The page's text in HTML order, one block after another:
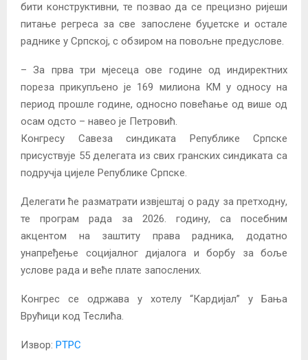
бити конструктивни, те позвао да се прецизно ријеши
питање регреса за све запослене буџетске и остале
раднике у Српској, с обзиром на повољне предуслове.
– За прва три мјесеца ове године од индиректних
пореза прикупљено је 169 милиона КМ у односу на
период прошле године, односно повећање од више од
осам одсто – навео је Петровић.
Конгресу Савеза синдиката Републике Српске
присуствује 55 делегата из свих гранских синдиката са
подручја цијеле Републике Српске.
Делегати ће разматрати извјештај о раду за претходну,
те програм рада за 2026. годину, са посебним
акцентом на заштиту права радника, додатно
унапређење социјалног дијалога и борбу за боље
услове рада и веће плате запослених.
Конгрес се одржава у хотелу “Кардијал” у Бања
Врућици код Теслића.
Извор: РТРС